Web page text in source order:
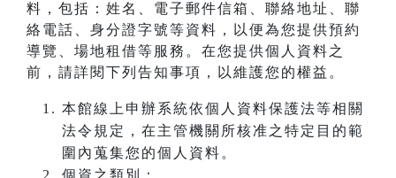
料，包括：姓名、電子郵件信箱、聯絡地址、聯
絡電話、身分證字號等資料，以便為您提供預約
導覽、場地租借等服務。在您提供個人資料之
前，請詳閱下列告知事項，以維護您的權益。
本館線上申辦系統依個人資料保護法等相關
法令規定，在主管機關所核准之特定目的範
圍內蒐集您的個人資料。